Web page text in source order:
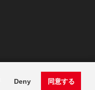
Deny 同意する